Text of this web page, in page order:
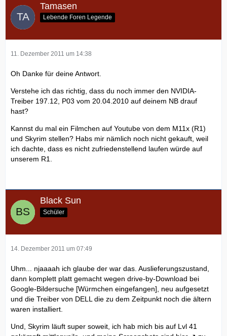
Tamasen
Lebende Foren Legende
11. Dezember 2011 um 14:38
Oh Danke für deine Antwort.
Verstehe ich das richtig, dass du noch immer den NVIDIA-
Treiber 197.12, P03 vom 20.04.2010 auf deinem NB drauf
hast?
Kannst du mal ein Filmchen auf Youtube von dem M11x (R1)
und Skyrim stellen? Habs mir nämlich noch nicht gekauft, weil
ich dachte, dass es nicht zufriedenstellend laufen würde auf
unserem R1.
Black Sun
Schüler
14. Dezember 2011 um 07:49
Uhm... njaaaah ich glaube der war das. Auslieferungszustand,
dann komplett platt gemacht wegen drive-by-Download bei
Google-Bildersuche [Würmchen eingefangen], neu aufgesetzt
und die Treiber von DELL die zu dem Zeitpunkt noch die ältern
waren installiert.
Und, Skyrim läuft super soweit, ich hab mich bis auf Lvl 41